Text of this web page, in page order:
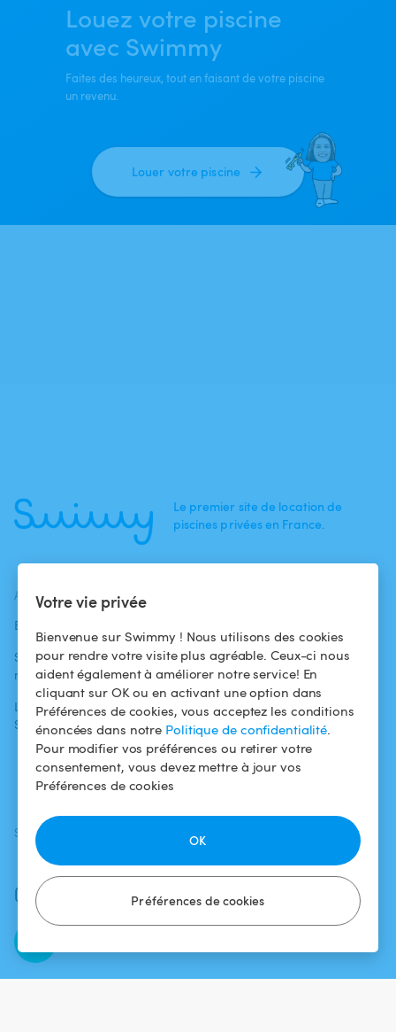
Votre vie privée
Bienvenue sur Swimmy ! Nous utilisons des cookies
pour rendre votre visite plus agréable. Ceux-ci nous
aident également à améliorer notre service! En
cliquant sur OK ou en activant une option dans
Préférences de cookies, vous acceptez les conditions
énoncées dans notre Politique de confidentialité.
Pour modifier vos préférences ou retirer votre
consentement, vous devez mettre à jour vos
Préférences de cookies
Préférences de cookies
OK
Louez votre piscine
avec Swimmy
Faites des heureux, tout en faisant de votre piscine
un revenu.
Louer votre piscine
Le premier site de location de
piscines privées en France.
ACTUALITÉS
Blog
Swimmy dans les
médias
L'aventure
Swimmy
baigneurs
Pour les
propriétaires
Louer ma piscine
Comment ça
marche ?
Conditions
d'utilisation
Politique de
confidentialité
Mentions légales
SUIVEZ-NOUS
Facebook
Instagram